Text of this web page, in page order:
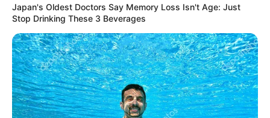
Japan's Oldest Doctors Say Memory Loss Isn't Age: Just
Stop Drinking These 3 Beverages